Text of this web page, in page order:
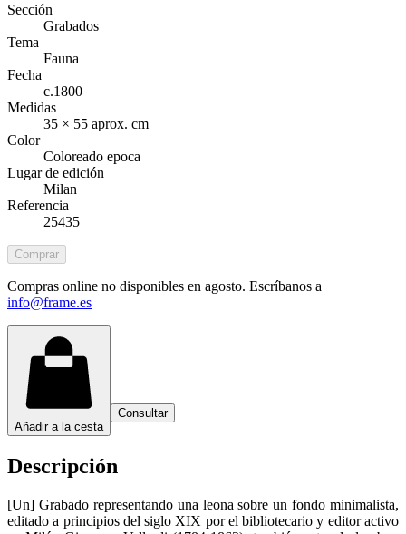
Sección
Grabados
Tema
Fauna
Fecha
c.1800
Medidas
35 × 55 aprox. cm
Color
Coloreado epoca
Lugar de edición
Milan
Referencia
25435
Comprar
Compras online no disponibles en agosto. Escríbanos a
info@frame.es
Añadir a la cesta
Consultar
Descripción
[Un] Grabado representando una leona sobre un fondo minimalista,
editado a principios del siglo XIX por el bibliotecario y editor activo